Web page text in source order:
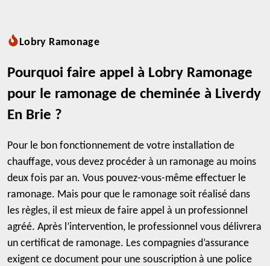
Lobry Ramonage
Pourquoi faire appel à Lobry Ramonage
pour le ramonage de cheminée à Liverdy
En Brie ?
Pour le bon fonctionnement de votre installation de
chauffage, vous devez procéder à un ramonage au moins
deux fois par an. Vous pouvez-vous-même effectuer le
ramonage. Mais pour que le ramonage soit réalisé dans
les règles, il est mieux de faire appel à un professionnel
agréé. Après l’intervention, le professionnel vous délivrera
un certificat de ramonage. Les compagnies d’assurance
exigent ce document pour une souscription à une police